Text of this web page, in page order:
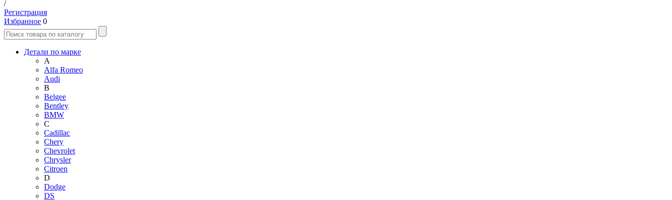
/
Регистрация
Избранное 0
Детали по марке
A
Alfa Romeo
Audi
B
Belgee
Bentley
BMW
C
Cadillac
Chery
Chevrolet
Chrysler
Citroen
D
Dodge
DS